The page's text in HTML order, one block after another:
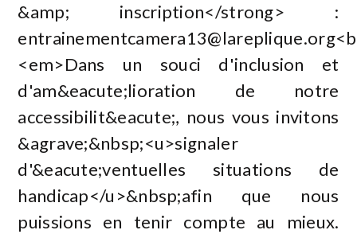
&amp; inscription</strong> :
entrainementcamera13@lareplique.org
<em>Dans un souci d'inclusion et
d'am&eacute;lioration de notre
accessibilit&eacute;, nous vous invitons
&agrave;&nbsp;<u>signaler
d'&eacute;ventuelles situations de
handicap</u>&nbsp;afin que nous
puissions en tenir compte au mieux.